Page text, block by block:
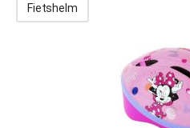
Fietshelm